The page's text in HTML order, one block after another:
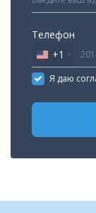
Телефон
United
States
+1
+1
Я даю